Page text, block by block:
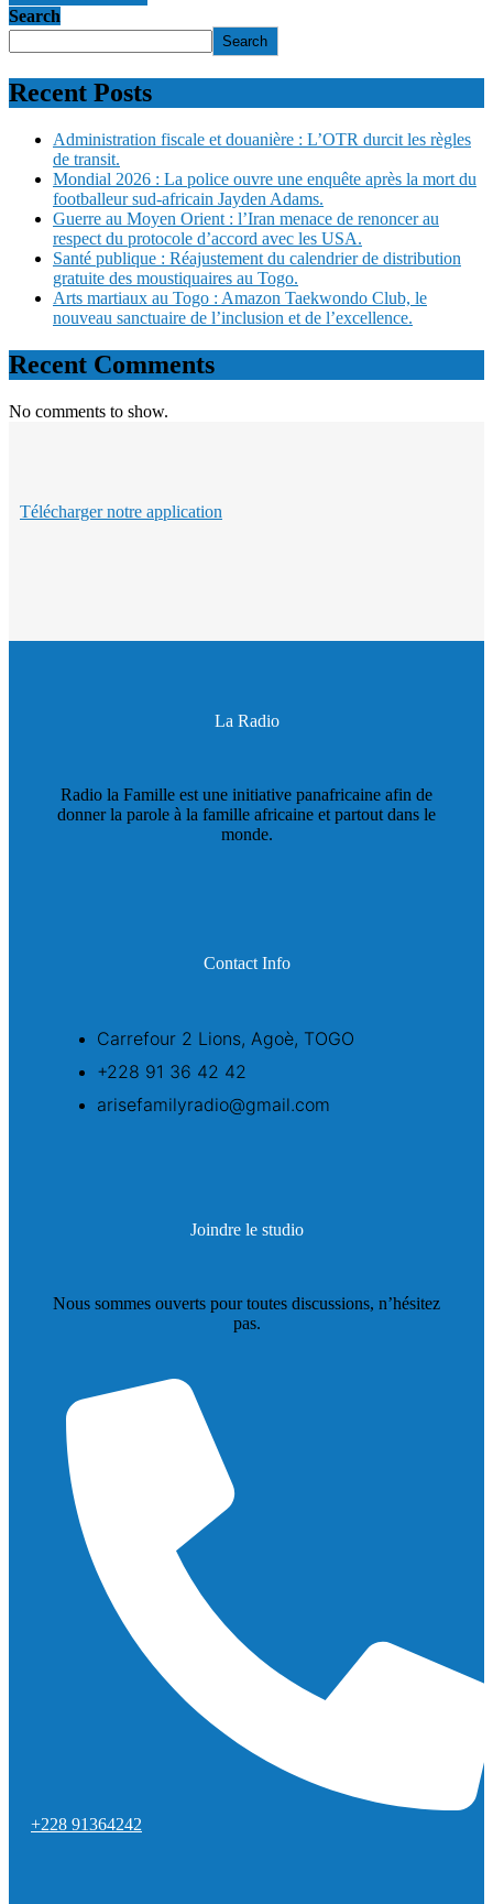
Search
Search
Recent Posts
Administration fiscale et douanière : L’OTR durcit les règles
de transit.
Mondial 2026 : La police ouvre une enquête après la mort du
footballeur sud-africain Jayden Adams.
Guerre au Moyen Orient : l’Iran menace de renoncer au
respect du protocole d’accord avec les USA.
Santé publique : Réajustement du calendrier de distribution
gratuite des moustiquaires au Togo.
Arts martiaux au Togo : Amazon Taekwondo Club, le
nouveau sanctuaire de l’inclusion et de l’excellence.
Recent Comments
No comments to show.
Télécharger notre application
La Radio
Radio la Famille est une initiative panafricaine afin de
donner la parole à la famille africaine et partout dans le
monde.
Contact Info
Carrefour 2 Lions, Agoè, TOGO
+228 91 36 42 42
arisefamilyradio@gmail.com
Joindre le studio
Nous sommes ouverts pour toutes discussions, n’hésitez
pas.
+228 91364242